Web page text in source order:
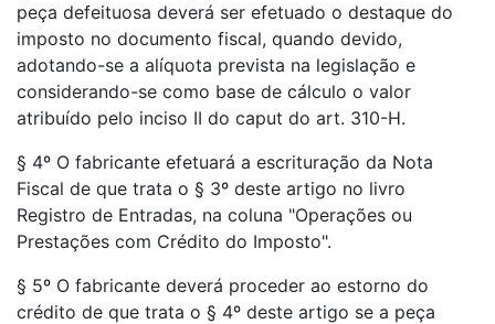
peça defeituosa deverá ser efetuado o destaque do
imposto no documento fiscal, quando devido,
adotando-se a alíquota prevista na legislação e
considerando-se como base de cálculo o valor
atribuído pelo inciso II do caput do art. 310-H.
§ 4º O fabricante efetuará a escrituração da Nota
Fiscal de que trata o § 3º deste artigo no livro
Registro de Entradas, na coluna "Operações ou
Prestações com Crédito do Imposto".
§ 5º O fabricante deverá proceder ao estorno do
crédito de que trata o § 4º deste artigo se a peça